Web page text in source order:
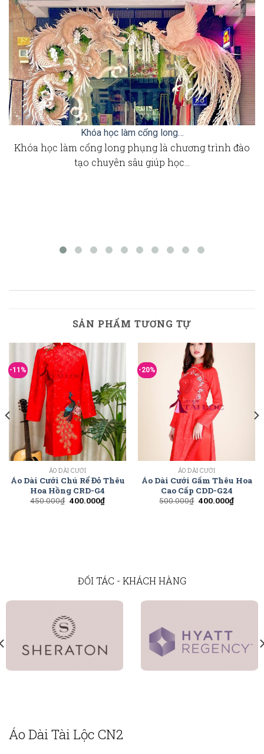
Khóa học làm cổng long…
Khóa học làm cổng long phụng là chương trình đào
tạo chuyên sâu giúp học…
SẢN PHẨM TƯƠNG TỰ
-11%
ÁO DÀI CƯỚI
Áo Dài Cưới Chú Rể Đỏ Thêu
Hoa Hồng CRD-G4
450.000₫ 400.000₫
-20%
ÁO DÀI CƯỚI
Áo Dài Cưới Gấm Thêu Hoa
Cao Cấp CDD-G24
500.000₫ 400.000₫
ĐỐI TÁC - KHÁCH HÀNG
Áo Dài Tài Lộc CN2